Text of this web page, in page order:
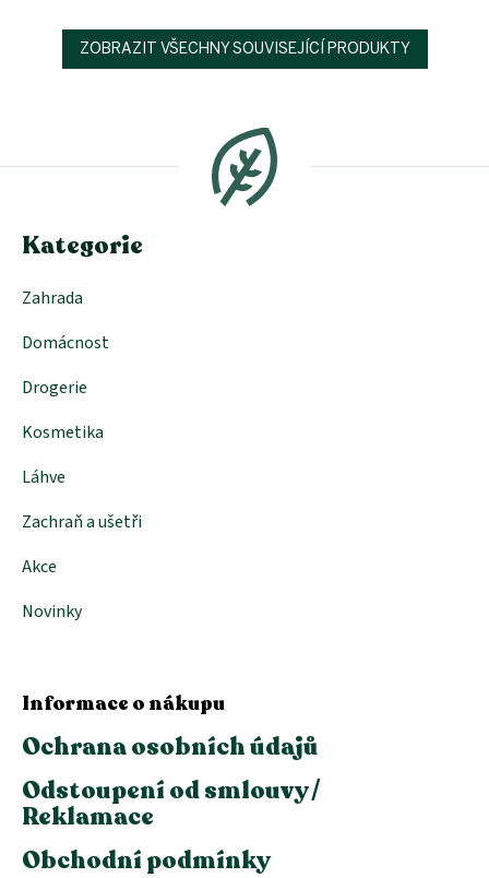
ZOBRAZIT VŠECHNY SOUVISEJÍCÍ PRODUKTY
a
Kategorie
Zahrada
Domácnost
Drogerie
Kosmetika
Láhve
Zachraň a ušetři
Akce
Novinky
Informace o nákupu
Ochrana osobních údajů
Odstoupení od smlouvy /
Reklamace
Obchodní podmínky